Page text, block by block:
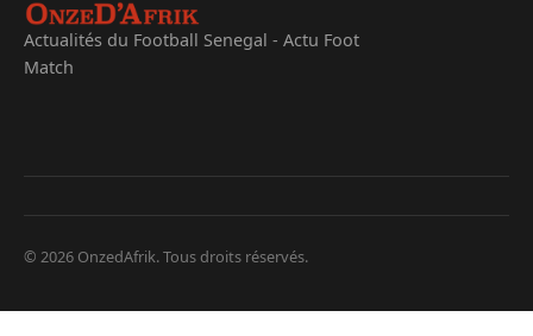
Actualités du Football Senegal - Actu Foot
Match
© 2026 OnzedAfrik. Tous droits réservés.